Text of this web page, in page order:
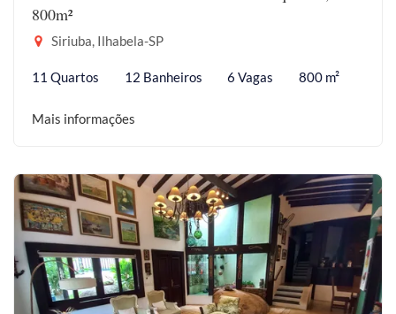
800m²
Siriuba, Ilhabela-SP
11 Quartos 12 Banheiros 6 Vagas 800 m²
Mais informações